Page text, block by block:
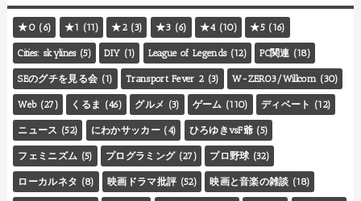
★0 (6) ★1 (11) ★2 (3) ★3 (6) ★4 (10) ★5 (16)
Cities: skylines (5) DIY (1) League of Legends (12) PC関連 (18)
SEのグチを見る会 (1) Transport Fever 2 (3) W-ZERO3/Willcom (30)
Web (27) くるま (46) グルメ (3) ゲーム (110) ディベート (12)
ニュース (52) にわかサッカー (4) ひろゆきvsF爺 (5)
フェミニズム (5) プログラミング (27) プロ野球 (32)
ローカルネタ (8) 映画ドラマ批評 (52) 映画と音楽の雑談 (18)